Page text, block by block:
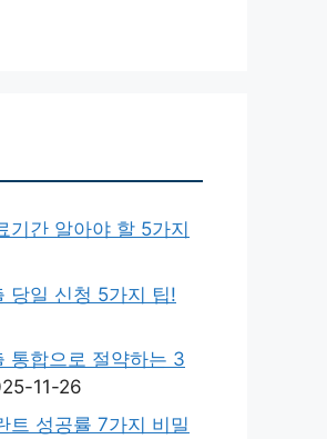
기간 알아야 할 5가지
당일 신청 5가지 팁!
통합으로 절약하는 3
11-26
트 성공률 7가지 비밀